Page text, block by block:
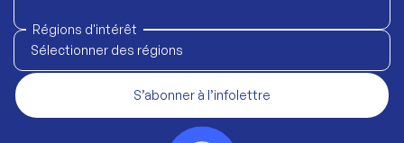
Régions d'intérêt
Sélectionner des régions
S’abonner à l’infolettre